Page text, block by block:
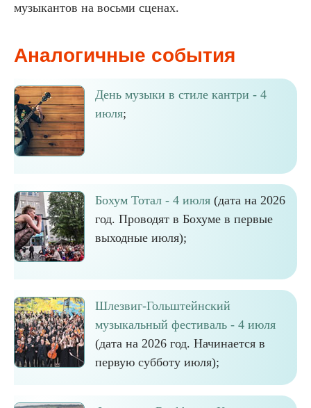
музыкантов на восьми сценах.
Аналогичные события
День музыки в стиле кантри - 4
июля;
Бохум Тотал - 4 июля (дата на 2026
год. Проводят в Бохуме в первые
выходные июля);
Шлезвиг-Гольштейнский
музыкальный фестиваль - 4 июля
(дата на 2026 год. Начинается в
первую субботу июля);